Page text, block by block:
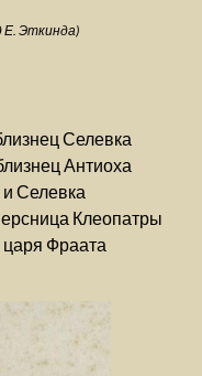
Е. Эткинда)
Селевка
Антиоха
и Селевка
Клеопатры
царя Фраата